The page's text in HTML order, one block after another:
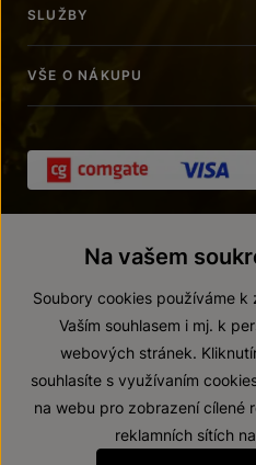
SLUŽBY
VŠE O NÁKUPU
© 2026 ZNOVÍN
Prohlášení o
Na vašem
Soubory cookies používáme
Vaším souhlasem i mj. k
webových stránek.
souhlasíte s využívaním
na webu pro zobrazení cílené
reklamních sítích